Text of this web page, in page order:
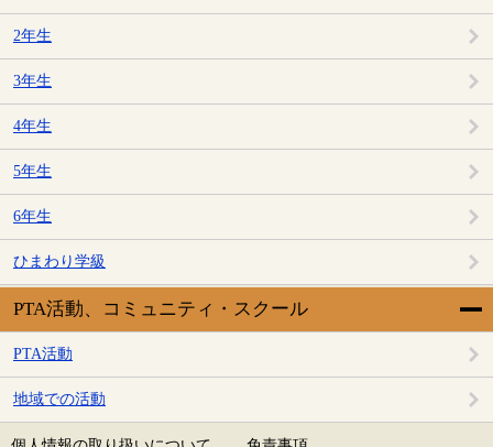
2年生
3年生
4年生
5年生
6年生
ひまわり学級
PTA活動、コミュニティ・スクール
PTA活動
地域での活動